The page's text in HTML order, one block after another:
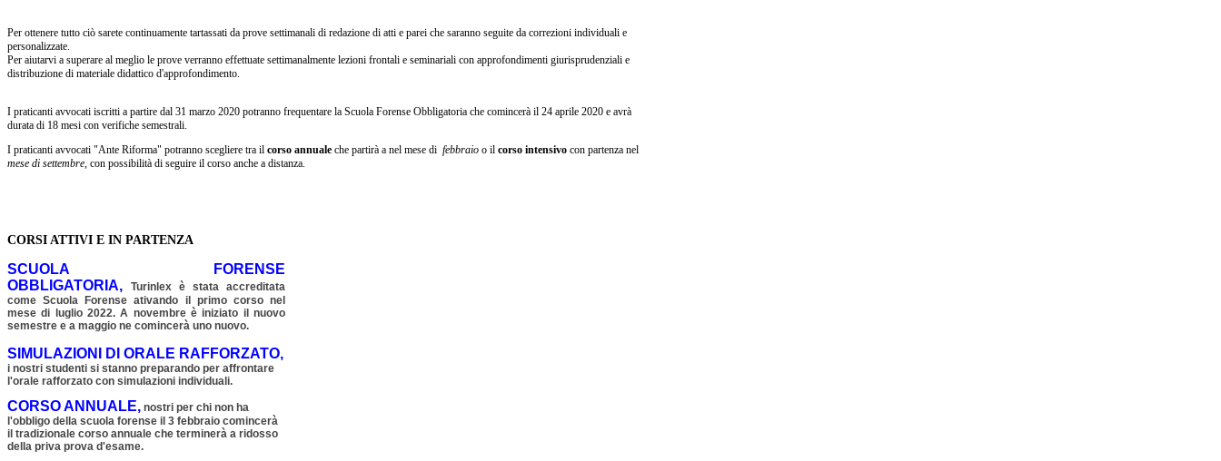
Per ottenere tutto ciò sarete continuamente tartassati da prove settimanali di redazione di atti e parei che saranno seguite da correzioni individuali e
personalizzate.
Per aiutarvi a superare al meglio le prove verranno effettuate settimanalmente lezioni frontali e seminariali con approfondimenti giurisprudenziali e
distribuzione di materiale didattico d'approfondimento.
I praticanti avvocati iscritti a partire dal 31 marzo 2020 potranno frequentare la Scuola Forense Obbligatoria che comincerà il 24 aprile 2020 e avrà
durata di 18 mesi con verifiche semestrali.
I praticanti avvocati "Ante Riforma" potranno scegliere tra il corso annuale che partirà a nel mese di febbraio o il corso intensivo con partenza nel
mese di settembre, con possibilità di seguire il corso anche a distanza.
CORSI ATTIVI E IN PARTENZA
SCUOLA FORENSE
OBBLIGATORIA,
Turinlex è stata accreditata
come Scuola Forense ativando il primo corso nel
mese di luglio 2022. A novembre è iniziato il nuovo
semestre e a maggio ne comincerà uno nuovo.
SIMULAZIONI DI ORALE RAFFORZATO,
i nostri studenti si stanno preparando per affrontare
l'orale rafforzato con simulazioni individuali.
CORSO ANNUALE, nostri per chi non ha
l'obbligo della scuola forense il 3 febbraio comincerà
il tradizionale corso annuale che terminerà a ridosso
della priva prova d'esame.